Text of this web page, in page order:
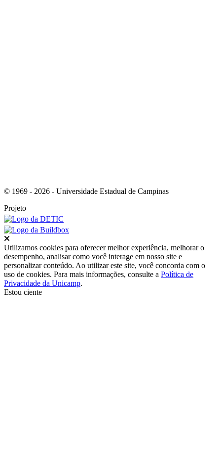
© 1969 - 2026 - Universidade Estadual de Campinas
Projeto
Utilizamos cookies para oferecer melhor experiência, melhorar o
desempenho, analisar como você interage em nosso site e
personalizar conteúdo. Ao utilizar este site, você concorda com o
uso de cookies. Para mais informações, consulte a Política de
Privacidade da Unicamp.
Estou ciente